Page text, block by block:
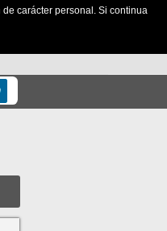
carácter personal. Si continua